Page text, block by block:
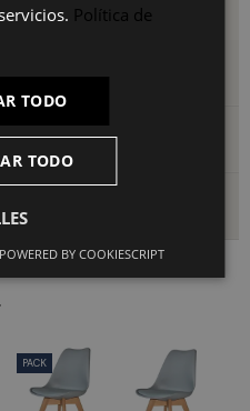
PACK
Política de
TODO
TODO
POWERED BY COOKIESCRIPT